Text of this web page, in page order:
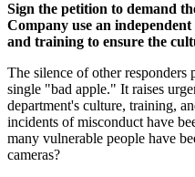
Sign the petition to demand
Company use an
and training to ensure the
The silence of other responders
single "bad apple." It raises
department's culture, training,
incidents of misconduct have
many vulnerable people have
cameras?